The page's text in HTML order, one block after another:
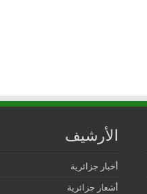
الأرشيف
أخبار جزائرية
أشعار جزائرية